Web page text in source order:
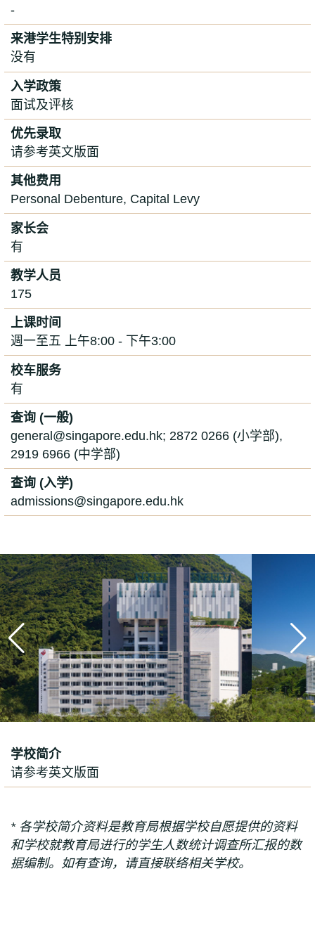
-
来港学生特别安排
没有
入学政策
面试及评核
优先录取
请参考英文版面
其他费用
Personal Debenture, Capital Levy
家长会
有
教学人员
175
上课时间
週一至五 上午8:00 - 下午3:00
校车服务
有
查询 (一般)
general@singapore.edu.hk; 2872 0266 (小学部),
2919 6966 (中学部)
查询 (入学)
admissions@singapore.edu.hk
学校简介
请参考英文版面
* 各学校简介资料是教育局根据学校自愿提供的资料
和学校就教育局进行的学生人数统计调查所汇报的数
据编制。如有查询，请直接联络相关学校。